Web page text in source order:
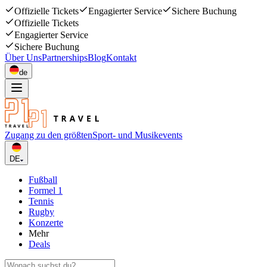
Offizielle Tickets Engagierter Service
Sichere Buchung
Offizielle Tickets
Engagierter Service
Sichere Buchung
Über UnsPartnershipsBlogKontakt
de
Zugang zu den größtenSport- und Musikevents
DE
Fußball
Formel 1
Tennis
Rugby
Konzerte
Mehr
Deals